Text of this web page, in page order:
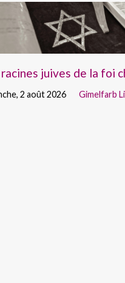
racines juives de la foi
2 août 2026 Gimelfarb